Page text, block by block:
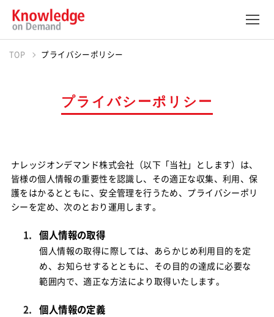
TOP プライバシーポリシー
プライバシーポリシー
ナレッジオンデマンド株式会社（以下「当社」とします）は、
皆様の個人情報の重要性を認識し、その適正な収集、利用、保
護をはかるとともに、安全管理を行うため、プライバシーポリ
シーを定め、次のとおり運用します。
個人情報の取得
個人情報の取得に際しては、あらかじめ利用目的を定
め、お知らせするとともに、その目的の達成に必要な
範囲内で、適正な方法により取得いたします。
個人情報の定義